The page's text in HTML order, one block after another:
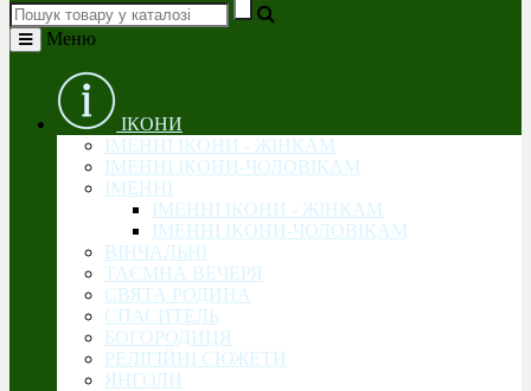
Меню
ІКОНИ
ІМЕННІ ІКОНИ - ЖІНКАМ
ІМЕННІ ІКОНИ-ЧОЛОВІКАМ
ІМЕННІ
ІМЕННІ ІКОНИ - ЖІНКАМ
ІМЕННІ ІКОНИ-ЧОЛОВІКАМ
ВІНЧАЛЬНІ
ТАЄМНА ВЕЧЕРЯ
СВЯТА РОДИНА
CПАСИТЕЛЬ
БОГОРОДИЦЯ
РЕЛІГІЙНІ СЮЖЕТИ
ЯНГОЛИ